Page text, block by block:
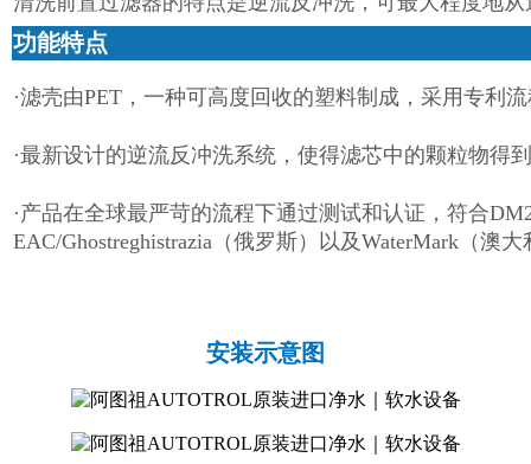
功能特点
·滤壳由PET，一种可高度回收的塑料制成，采用专利
·最新设计的逆流反冲洗系统，使得滤芯中的颗粒物得
·产品在全球最严苛的流程下通过测试和认证，符合
EAC/Ghostreghistrazia（俄罗斯）以及WaterMark（澳大
安装示意图